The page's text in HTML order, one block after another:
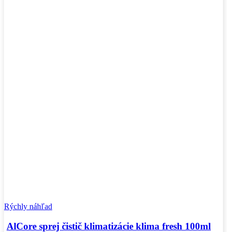
Rýchly náhľad
AlCore sprej čistič klimatizácie klima fresh 100ml